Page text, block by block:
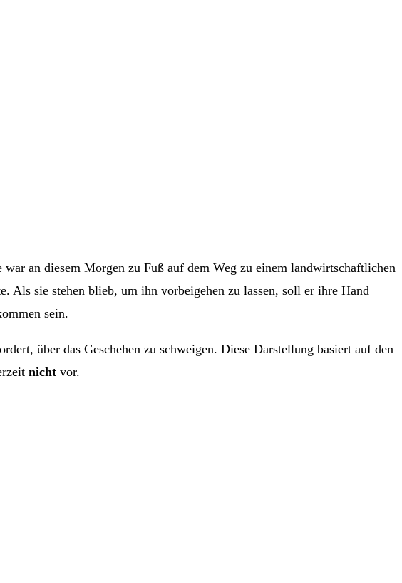
an diesem Morgen zu Fuß auf dem Weg zu einem landwirtschaftlichen
Als sie stehen blieb, um ihn vorbeigehen zu lassen, soll er ihre Hand
sein.
über das Geschehen zu schweigen. Diese Darstellung basiert auf den
nicht vor.